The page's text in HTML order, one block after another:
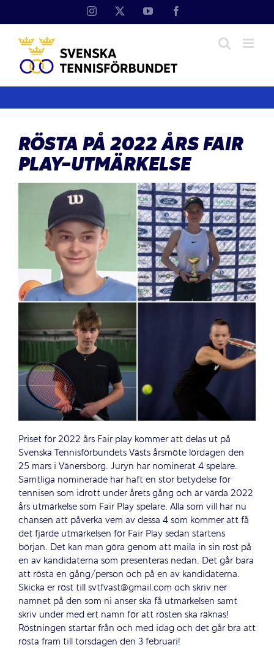
Instagram YouTube
RÖSTA PÅ 2022 ÅRS FAIR
PLAY-UTMÄRKELSE
Priset för 2022 års Fair play kommer att delas ut på
Svenska Tennisförbundets Västs årsmöte lördagen den
25 mars i Vänersborg. Juryn har nominerat 4 spelare.
Samtliga nominerade har haft en stor betydelse för
tennisen som idrott under årets gång och är värda 2022
års utmärkelse som Fair Play spelare. Alla som vill har nu
chansen att påverka vem av dessa 4 som kommer att få
det fjärde utmärkelsen för Fair Play sedan startens
början. Det kan man göra genom att maila in sin röst på
en av kandidaterna som presenteras nedan. Det går bara
att rösta en gång/person och på en av kandidaterna.
Skicka er röst till svtfvast@gmail.com och skriv ner
namnet på den som ni anser ska få utmärkelsen samt
skriv under med ert namn för att rösten ska räknas!
Röstningen startar från och med idag och det går bra att
rösta fram till torsdagen den 3 februari!